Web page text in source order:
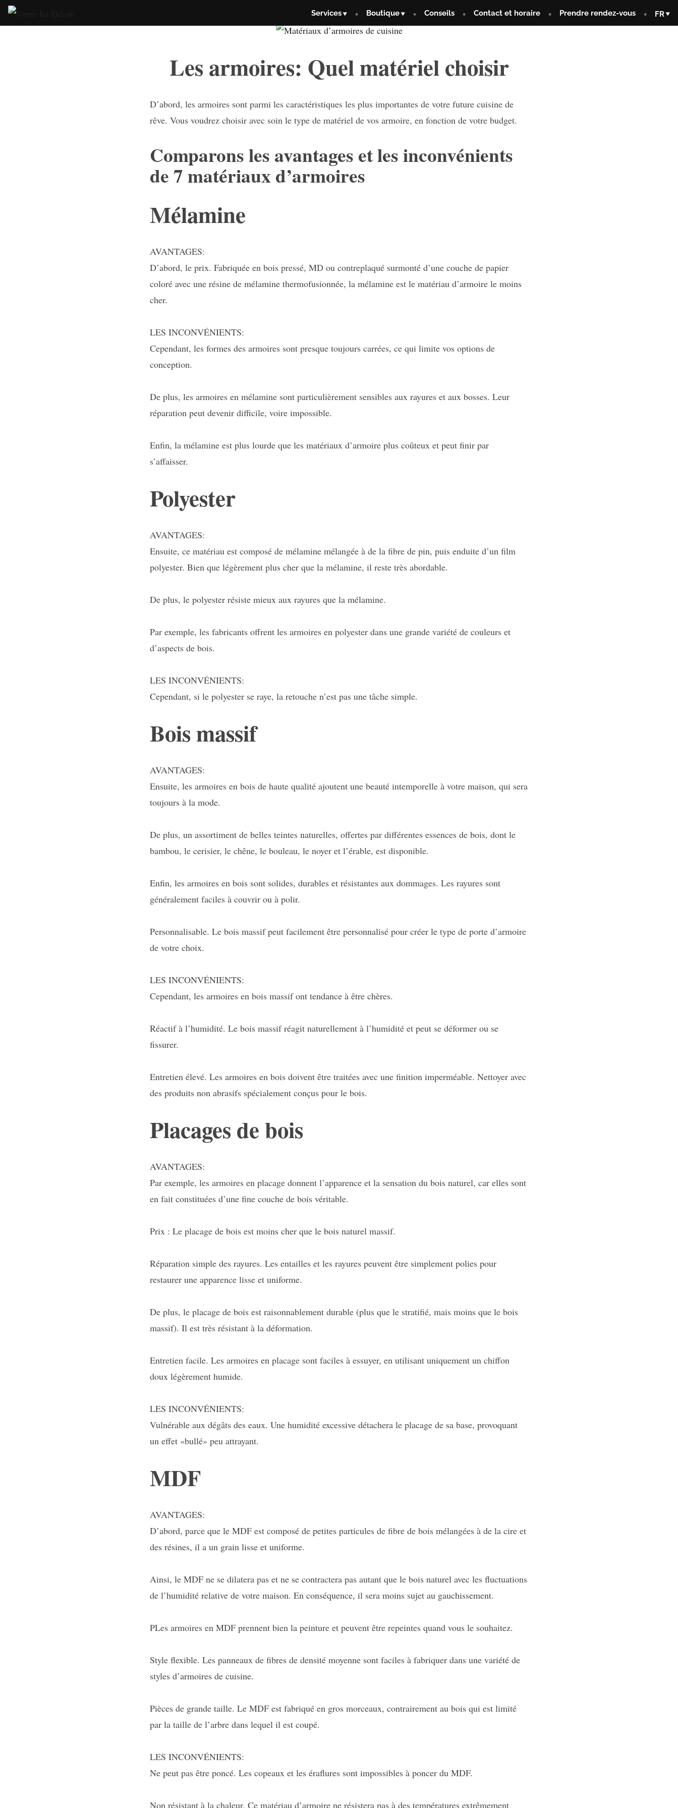
Skip
to
Services Boutique Conseils Contact et horaire Prendre rendez-vous FR
Les armoires: Quel matériel choisir
D’abord, les armoires sont parmi les caractéristiques les plus importantes de votre future cuisine de
rêve. Vous voudrez choisir avec soin le type de matériel de vos armoire, en fonction de votre budget.
Comparons les avantages et les inconvénients
de 7 matériaux d’armoires
Mélamine
AVANTAGES:
D’abord, le prix. Fabriquée en bois pressé, MD ou contreplaqué surmonté d’une couche de papier
coloré avec une résine de mélamine thermofusionnée, la mélamine est le matériau d’armoire le moins
cher.
LES INCONVÉNIENTS:
Cependant, les formes des armoires sont presque toujours carrées, ce qui limite vos options de
conception.
De plus, les armoires en mélamine sont particulièrement sensibles aux rayures et aux bosses. Leur
réparation peut devenir difficile, voire impossible.
Enfin, la mélamine est plus lourde que les matériaux d’armoire plus coûteux et peut finir par
s’affaisser.
Polyester
AVANTAGES:
Ensuite, ce matériau est composé de mélamine mélangée à de la fibre de pin, puis enduite d’un film
polyester. Bien que légèrement plus cher que la mélamine, il reste très abordable.
De plus, le polyester résiste mieux aux rayures que la mélamine.
Par exemple, les fabricants offrent les armoires en polyester dans une grande variété de couleurs et
d’aspects de bois.
LES INCONVÉNIENTS:
Cependant, si le polyester se raye, la retouche n’est pas une tâche simple.
Bois massif
AVANTAGES:
Ensuite, les armoires en bois de haute qualité ajoutent une beauté intemporelle à votre maison, qui sera
toujours à la mode.
De plus, un assortiment de belles teintes naturelles, offertes par différentes essences de bois, dont le
bambou, le cerisier, le chêne, le bouleau, le noyer et l’érable, est disponible.
Enfin, les armoires en bois sont solides, durables et résistantes aux dommages. Les rayures sont
généralement faciles à couvrir ou à polir.
Personnalisable. Le bois massif peut facilement être personnalisé pour créer le type de porte d’armoire
de votre choix.
LES INCONVÉNIENTS:
Cependant, les armoires en bois massif ont tendance à être chères.
Réactif à l’humidité. Le bois massif réagit naturellement à l’humidité et peut se déformer ou se
fissurer.
Entretien élevé. Les armoires en bois doivent être traitées avec une finition imperméable. Nettoyer avec
des produits non abrasifs spécialement conçus pour le bois.
Placages de bois
AVANTAGES:
Par exemple, les armoires en placage donnent l’apparence et la sensation du bois naturel, car elles sont
en fait constituées d’une fine couche de bois véritable.
Prix : Le placage de bois est moins cher que le bois naturel massif.
Réparation simple des rayures. Les entailles et les rayures peuvent être simplement polies pour
restaurer une apparence lisse et uniforme.
De plus, le placage de bois est raisonnablement durable (plus que le stratifié, mais moins que le bois
massif). Il est très résistant à la déformation.
Entretien facile. Les armoires en placage sont faciles à essuyer, en utilisant uniquement un chiffon
doux légèrement humide.
LES INCONVÉNIENTS:
Vulnérable aux dégâts des eaux. Une humidité excessive détachera le placage de sa base, provoquant
un effet «bullé» peu attrayant.
MDF
AVANTAGES:
D’abord, parce que le MDF est composé de petites particules de fibre de bois mélangées à de la cire et
des résines, il a un grain lisse et uniforme.
Ainsi, le MDF ne se dilatera pas et ne se contractera pas autant que le bois naturel avec les fluctuations
de l’humidité relative de votre maison. En conséquence, il sera moins sujet au gauchissement.
PLes armoires en MDF prennent bien la peinture et peuvent être repeintes quand vous le souhaitez.
Style flexible. Les panneaux de fibres de densité moyenne sont faciles à fabriquer dans une variété de
styles d’armoires de cuisine.
Pièces de grande taille. Le MDF est fabriqué en gros morceaux, contrairement au bois qui est limité
par la taille de l’arbre dans lequel il est coupé.
LES INCONVÉNIENTS:
Ne peut pas être poncé. Les copeaux et les éraflures sont impossibles à poncer du MDF.
Non résistant à la chaleur. Ce matériau d’armoire ne résistera pas à des températures extrêmement